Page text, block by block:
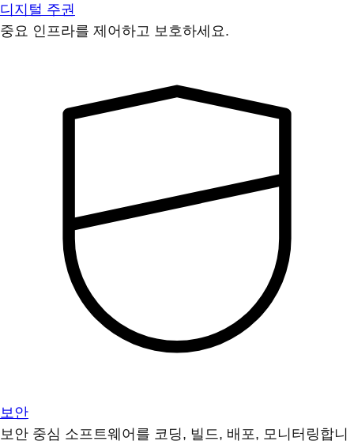
디지털 주권
중요 인프라를 제어하고 보호하세요.
보안
보안 중심 소프트웨어를 코딩, 빌드, 배포, 모니터링합니